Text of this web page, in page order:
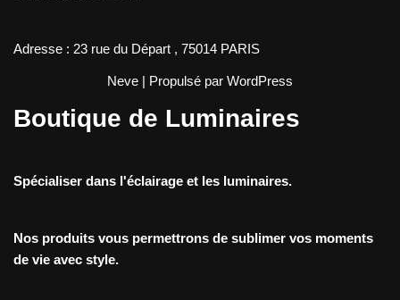
Adresse : 23 rue du Départ , 75014 PARIS
Neve | Propulsé par WordPress
Boutique de Luminaires
Spécialiser dans l'éclairage et les luminaires.
Nos produits vous permettrons de sublimer vos moments
de vie avec style.